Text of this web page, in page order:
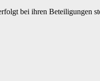
bei ihren Beteiligungen